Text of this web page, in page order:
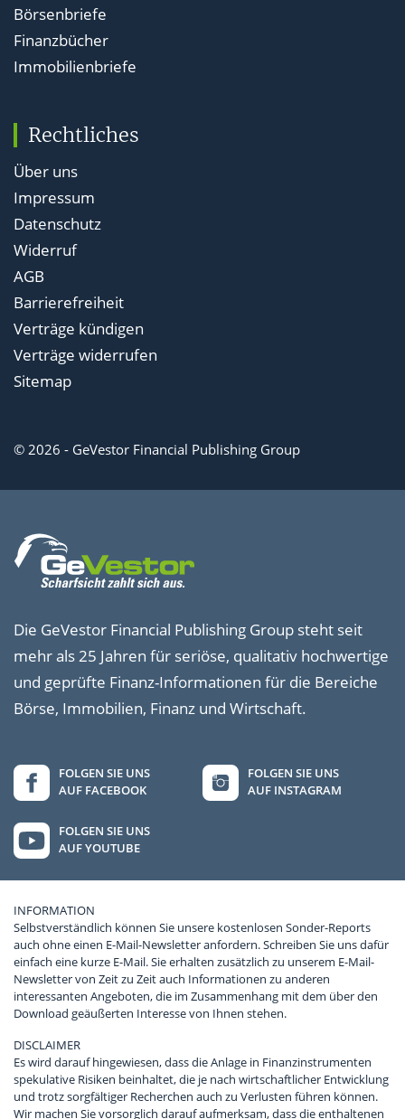
Börsenbriefe
Finanzbücher
Immobilienbriefe
Rechtliches
Über uns
Impressum
Datenschutz
Widerruf
AGB
Barrierefreiheit
Verträge kündigen
Verträge widerrufen
Sitemap
© 2026 - GeVestor Financial Publishing Group
Die GeVestor Financial Publishing Group steht seit
mehr als 25 Jahren für seriöse, qualitativ hochwertige
und geprüfte Finanz-Informationen für die Bereiche
Börse, Immobilien, Finanz und Wirtschaft.
FOLGEN SIE UNS
AUF FACEBOOK
FOLGEN SIE UNS
AUF INSTAGRAM
FOLGEN SIE UNS
AUF YOUTUBE
INFORMATION
Selbstverständlich können Sie unsere kostenlosen Sonder-Reports
auch ohne einen E-Mail-Newsletter anfordern. Schreiben Sie uns dafür
einfach eine kurze E-Mail. Sie erhalten zusätzlich zu unserem E-Mail-
Newsletter von Zeit zu Zeit auch Informationen zu anderen
interessanten Angeboten, die im Zusammenhang mit dem über den
Download geäußerten Interesse von Ihnen stehen.
DISCLAIMER
Es wird darauf hingewiesen, dass die Anlage in Finanzinstrumenten
spekulative Risiken beinhaltet, die je nach wirtschaftlicher Entwicklung
und trotz sorgfältiger Recherchen auch zu Verlusten führen können.
Wir machen Sie vorsorglich darauf aufmerksam, dass die enthaltenen